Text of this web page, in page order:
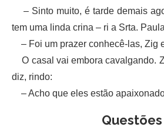
– Sinto muito, é tarde demais
tem uma linda crina – ri a Srta.
– Foi um prazer conhecê-las, Zig
O casal vai embora cavalgando.
diz, rindo:
– Acho que eles estão
Questões